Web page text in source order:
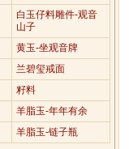
白玉仔料雕件-观音
山子
黄玉-坐观音牌
兰碧玺戒面
籽料
羊脂玉-年年有余
羊脂玉-链子瓶